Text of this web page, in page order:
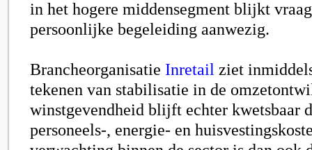
in het hogere middensegment blijkt
persoonlijke begeleiding aanwezig.
Brancheorganisatie Inretail ziet
tekenen van stabilisatie in de
winstgevendheid blijft echter kwetsbaar
personeels-, energie- en